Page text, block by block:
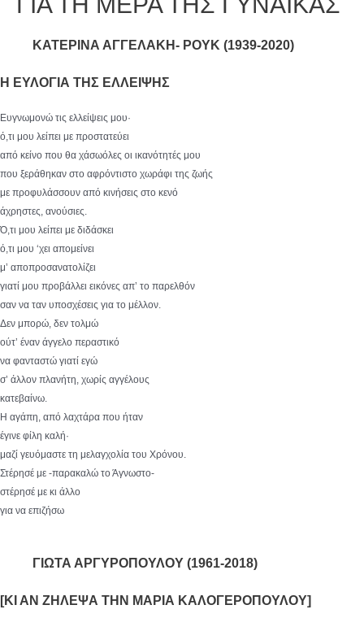
ΚΑΤΕΡΙΝΑ ΑΓΓΕΛΑΚΗ- ΡΟΥΚ (1939-2020)
Η ΕΥΛΟΓΙΑ ΤΗΣ ΕΛΛΕΙΨΗΣ
Ευγνωμονώ τις ελλείψεις μου·
ό,τι μου λείπει με προστατεύει
από κείνο που θα χάσωόλες οι ικανότητές μου
που ξεράθηκαν στο αφρόντιστο χωράφι της ζωής
με προφυλάσσουν από κινήσεις στο κενό
άχρηστες, ανούσιες.
Ό,τι μου λείπει με διδάσκει
ό,τι μου ‘χει απομείνει
μ’ αποπροσανατολίζει
γιατί μου προβάλλει εικόνες απ’ το παρελθόν
σαν να ταν υποσχέσεις για το μέλλον.
Δεν μπορώ, δεν τολμώ
ούτ’ έναν άγγελο περαστικό
να φανταστώ γιατί εγώ
σ’ άλλον πλανήτη, χωρίς αγγέλους
κατεβαίνω.
Η αγάπη, από λαχτάρα που ήταν
έγινε φίλη καλή·
μαζί γευόμαστε τη μελαγχολία του Χρόνου.
Στέρησέ με -παρακαλώ το Άγνωστο-
στέρησέ με κι άλλο
για να επιζήσω
ΓΙΩΤΑ ΑΡΓΥΡΟΠΟΥΛΟΥ (1961-2018)
[ΚΙ ΑΝ ΖΗΛΕΨΑ ΤΗΝ ΜΑΡΙΑ ΚΑΛΟΓΕΡΟΠΟΥΛΟΥ]